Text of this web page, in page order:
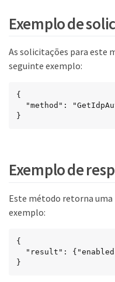
Exemplo de
As solicitações para este
seguinte exemplo:
{
}
Exemplo de
Este método retorna
exemplo:
{
}